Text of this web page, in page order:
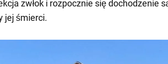
zwłok i rozpocznie się dochodzenie
jej śmierci.